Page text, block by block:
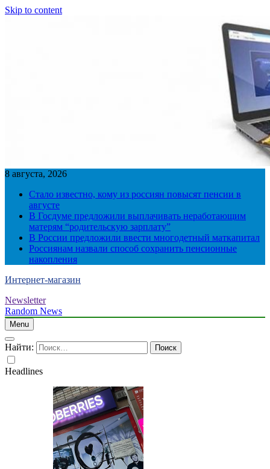
Skip to content
8 августа, 2026
Стало известно, кому из россиян повысят пенсии в
августе
В Госдуме предложили выплачивать неработающим
матерям “родительскую зарплату”
В России предложили ввести многодетный маткапитал
Россиянам назвали способ сохранить пенсионные
накопления
Интернет-магазин
Newsletter
Random News
Menu
Найти:
Headlines